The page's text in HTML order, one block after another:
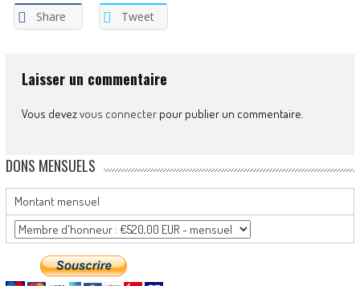
Share Tweet
Laisser un commentaire
Vous devezvous connecterpour publier un commentaire.
DONS MENSUELS
Montant mensuel